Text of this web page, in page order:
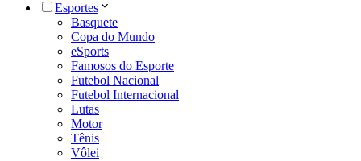
Esportes
Basquete
Copa do Mundo
eSports
Famosos do Esporte
Futebol Nacional
Futebol Internacional
Lutas
Motor
Tênis
Vôlei